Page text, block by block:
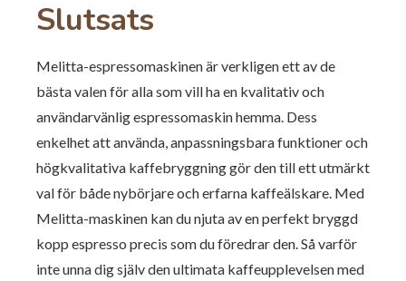
Slutsats
Melitta-espressomaskinen är verkligen ett av de
bästa valen för alla som vill ha en kvalitativ och
användarvänlig espressomaskin hemma. Dess
enkelhet att använda, anpassningsbara funktioner och
högkvalitativa kaffebryggning gör den till ett utmärkt
val för både nybörjare och erfarna kaffeälskare. Med
Melitta-maskinen kan du njuta av en perfekt bryggd
kopp espresso precis som du föredrar den. Så varför
inte unna dig själv den ultimata kaffeupplevelsen med